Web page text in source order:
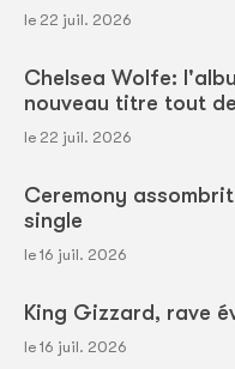
le 22 juil. 2026
Chelsea Wolfe:
nouveau titre tout
le 22 juil. 2026
Ceremony
single
le 16 juil. 2026
King Gizzard, rave
le 16 juil. 2026